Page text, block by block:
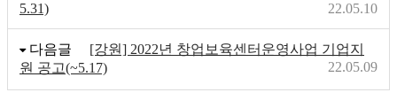
5.31)
22.05.10
다음글
[강원] 2022년 창업보육센터운영사업 기업지
원 공고(~5.17)
22.05.09